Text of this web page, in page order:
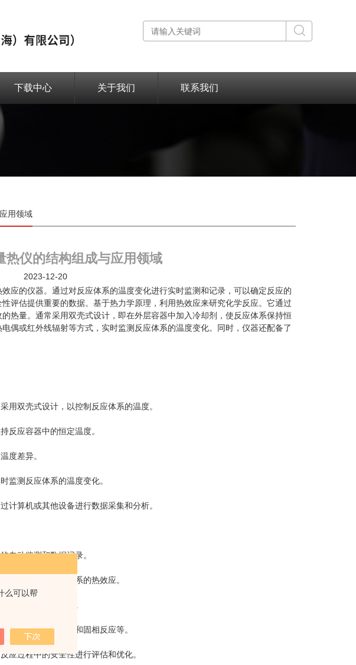
么可以帮
下载中心 关于我们 联系我们
用领域
热仪的结构组成与应用领域
2023-12-20
的仪器。通过对反应体系的温度变化进行实时监测和记录，可以确定反应的
评估提供重要的数据。基于热力学原理，利用热效应来研究化学反应。它通过
热量。通常采用双壳式设计，即在外层容器中加入冷却剂，使反应体系保持恒
偶或红外线辐射等方式，实时监测反应体系的温度变化。同时，仪器还配备了
双壳式设计，以控制反应体系的温度。
应容器中的恒定温度。
度差异。
测反应体系的温度变化。
算机或其他设备进行数据采集和分析。
动监测和数据记录。
准确测定反应体系的热效应。
确的反应热数据。
反应、气相反应和固相反应等。
过程中的安全性进行评估和优化。